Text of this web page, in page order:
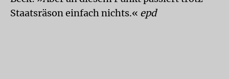
Staatsräson einfach nichts.« epd